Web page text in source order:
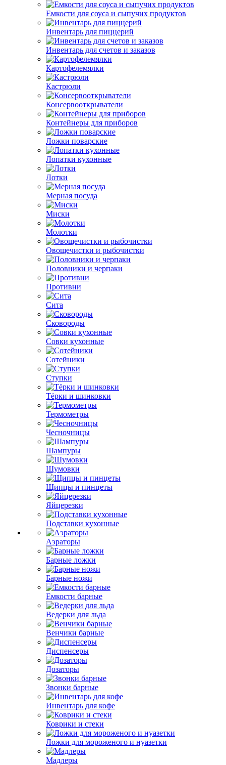
Емкости для соуса и сыпучих продуктов
Инвентарь для пиццерий
Инвентарь для счетов и заказов
Картофелемялки
Кастрюли
Консервооткрыватели
Контейнеры для приборов
Ложки поварские
Лопатки кухонные
Лотки
Мерная посуда
Миски
Молотки
Овощечистки и рыбочистки
Половники и черпаки
Противни
Сита
Сковороды
Совки кухонные
Сотейники
Ступки
Тёрки и шинковки
Термометры
Чесночницы
Шампуры
Шумовки
Щипцы и пинцеты
Яйцерезки
Подставки кухонные
Аэраторы
Барные ложки
Барные ножи
Емкости барные
Ведерки для льда
Венчики барные
Диспенсеры
Дозаторы
Звонки барные
Инвентарь для кофе
Коврики и стеки
Ложки для мороженого и нуазетки
Мадлеры